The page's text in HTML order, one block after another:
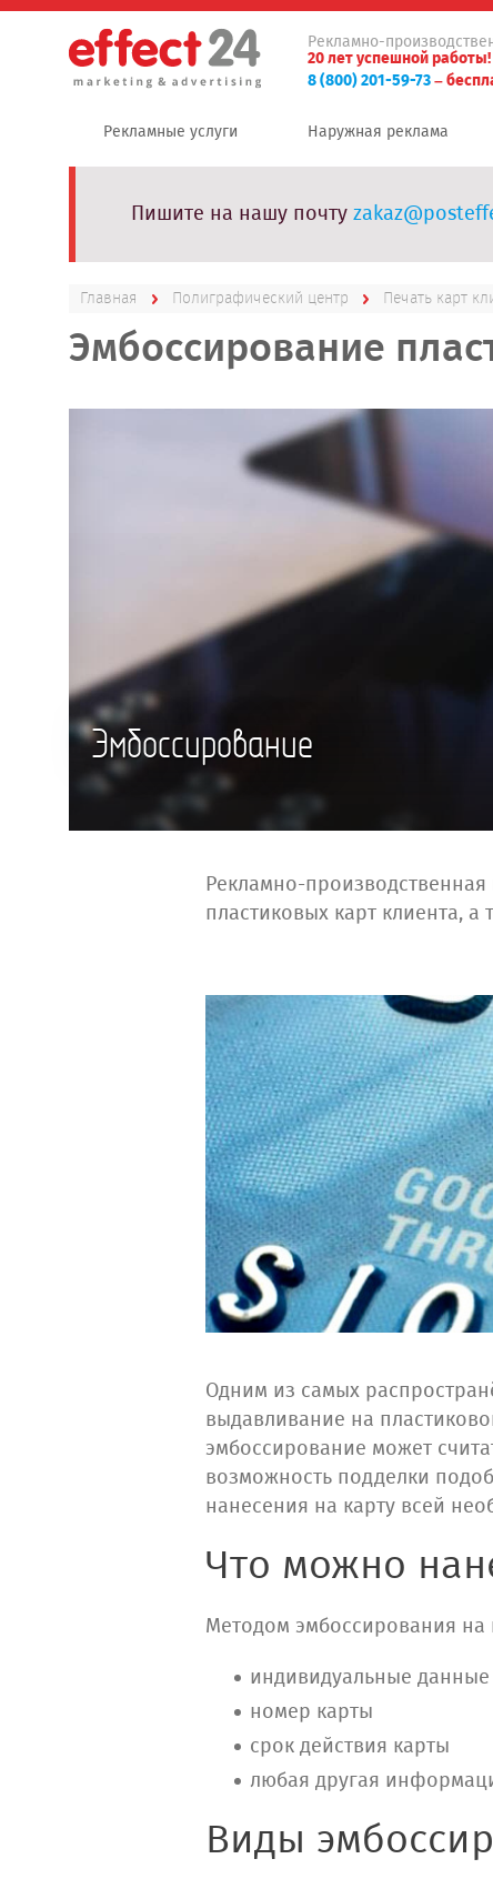
Рекламно-
20 лет успешной работы!
8 (800) 201-59-73–
Рекламные услуги Наружная реклама
Пишите на нашу почту
Главная Полиграфический центр Печать карт
Эмбоссирование
Эмбоссирование
Рекламно-
пластиковых карт клиента,
Одним из самых
выдавливание на
эмбоссирование может
возможность подделки
нанесения на карту всей
Что можно
Методом эмбоссирования
индивидуальные
номер карты
срок действия карты
любая другая
Виды